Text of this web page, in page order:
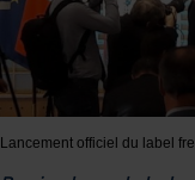
Lancement officiel du label